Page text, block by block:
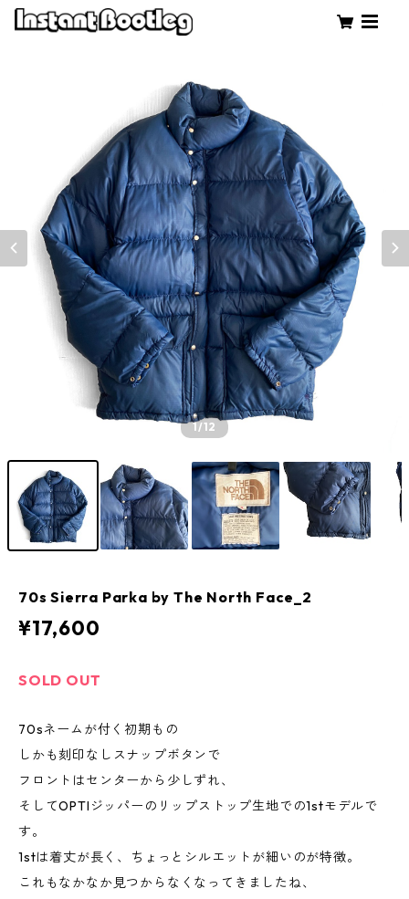
1/12
70s Sierra Parka by The North Face_2
¥17,600
SOLD OUT
70sネームが付く初期もの
しかも刻印なしスナップボタンで
フロントはセンターから少しずれ、
そしてOPTIジッパーのリップストップ生地での1stモデルで
す。
1stは着丈が長く、ちょっとシルエットが細いのが特徴。
これもなかなか見つからなくなってきましたね、